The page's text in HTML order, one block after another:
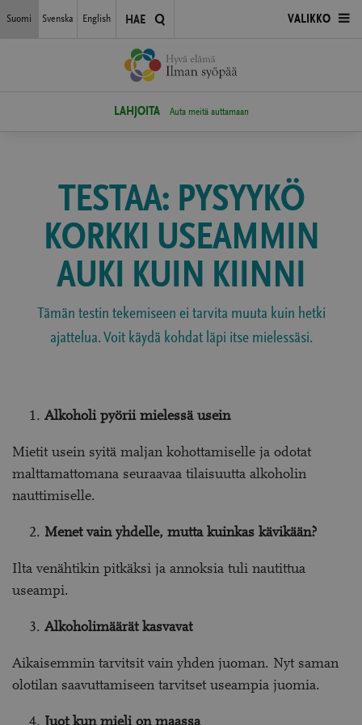
LAHJOITA Auta meitä auttamaan
Suomi Svenska English HAE AVAA
VALIKKO
TESTAA: PYSYYKÖ
KORKKI USEAMMIN
AUKI KUIN KIINNI
Tämän testin tekemiseen ei tarvita muuta kuin hetki
ajattelua. Voit käydä kohdat läpi itse mielessäsi.
Alkoholi pyörii mielessä usein
Mietit usein syitä maljan kohottamiselle ja odotat
malttamattomana seuraavaa tilaisuutta alkoholin
nauttimiselle.
Menet vain yhdelle, mutta kuinkas kävikään?
Ilta venähtikin pitkäksi ja annoksia tuli nautittua
useampi.
Alkoholimäärät kasvavat
Aikaisemmin tarvitsit vain yhden juoman. Nyt saman
olotilan saavuttamiseen tarvitset useampia juomia.